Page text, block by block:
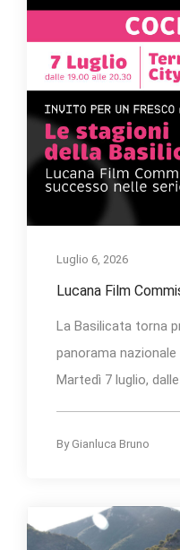
Luglio 6, 2026
Lucana Film
La Basilicata torna
panorama
Martedì 7 luglio,
By Gianluca Bruno